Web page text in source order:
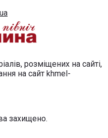
розміщених на сайті,
на сайт khmel-
захищено.